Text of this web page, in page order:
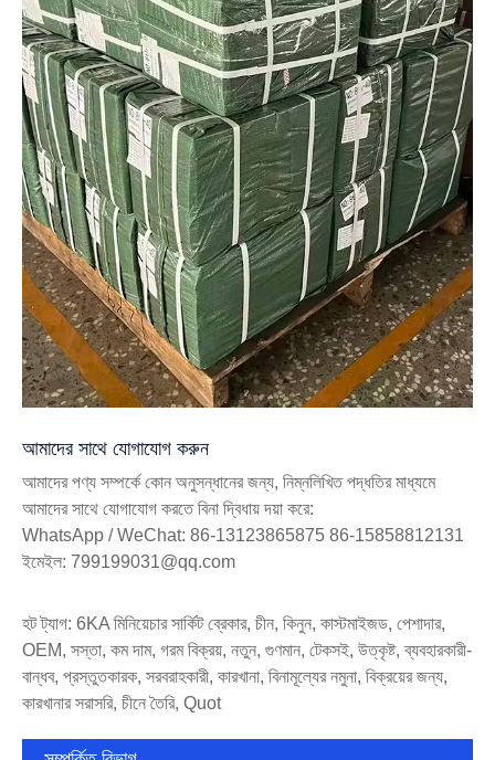
আমাদের সাথে যোগাযোগ করুন
আমাদের পণ্য সম্পর্কে কোন অনুসন্ধানের জন্য, নিম্নলিখিত পদ্ধতির মাধ্যমে
আমাদের সাথে যোগাযোগ করতে বিনা দ্বিধায় দয়া করে:
WhatsApp / WeChat: 86-13123865875 86-15858812131
ইমেইল: 799199031@qq.com
হট ট্যাগ: 6KA মিনিয়েচার সার্কিট ব্রেকার, চীন, কিনুন, কাস্টমাইজড, পেশাদার,
OEM, সস্তা, কম দাম, গরম বিক্রয়, নতুন, গুণমান, টেকসই, উত্কৃষ্ট, ব্যবহারকারী-
বান্ধব, প্রস্তুতকারক, সরবরাহকারী, কারখানা, বিনামূল্যের নমুনা, বিক্রয়ের জন্য,
কারখানার সরাসরি, চীনে তৈরি, Quot